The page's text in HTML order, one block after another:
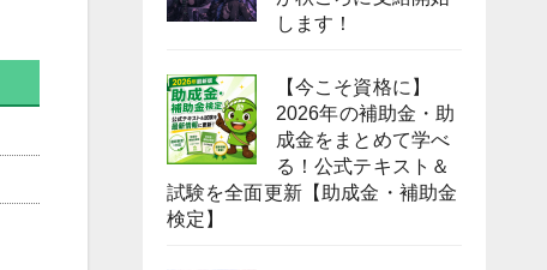
します！
【今こそ資格に】
2026年の補助金・助
成金をまとめて学べ
る！公式テキスト＆
試験を全面更新【助成金・補助金
検定】